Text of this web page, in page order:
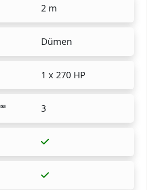
2 m
Dümen
1 x 270 HP
3